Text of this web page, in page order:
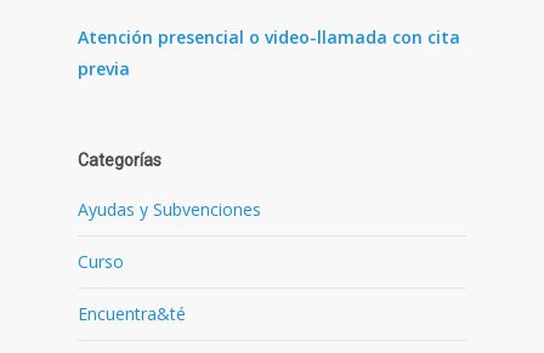
Atención presencial o video-llamada con cita
previa
Categorías
Ayudas y Subvenciones
Curso
Encuentra&té